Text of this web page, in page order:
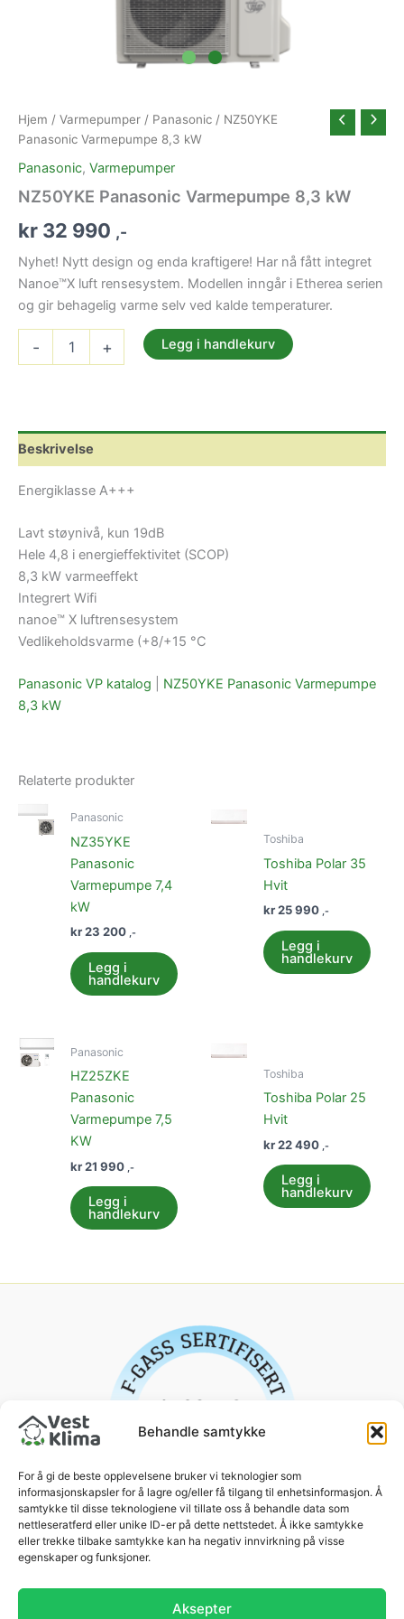
Behandle samtykke
For å gi de beste opplevelsene bruker vi teknologier som
informasjonskapsler for å lagre og/eller få tilgang til enhetsinformasjon. Å
samtykke til disse teknologiene vil tillate oss å behandle data som
nettleseratferd eller unike ID-er på dette nettstedet. Å ikke samtykke
eller trekke tilbake samtykke kan ha negativ innvirkning på visse
egenskaper og funksjoner.
Aksepter
Hjem / Varmepumper / Panasonic / NZ50YKE
Panasonic Varmepumpe 8,3 kW
Panasonic, Varmepumper
NZ50YKE Panasonic Varmepumpe 8,3 kW
kr 32 990 ,-
Nyhet! Nytt design og enda kraftigere! Har nå fått integret
Nanoe™X luft rensesystem. Modellen inngår i Etherea serien
og gir behagelig varme selv ved kalde temperaturer.
-
Panasonic
antall
+ Legg i handlekurv
Beskrivelse
Energiklasse A+++
Lavt støynivå, kun 19dB
Hele 4,8 i energieffektivitet (SCOP)
8,3 kW varmeeffekt
Integrert Wifi
nanoe™ X luftrensesystem
Vedlikeholdsvarme (+8/+15 °C
Panasonic VP katalog
NZ50YKE Panasonic Varmepumpe
8,3 kW
Relaterte produkter
Panasonic
NZ35YKE
Panasonic
Varmepumpe 7,4
kW
kr23 200 ,-
Legg i
handlekurv
Toshiba
Toshiba Polar 35
Hvit
kr25 990 ,-
Legg i
handlekurv
Panasonic
HZ25ZKE
Panasonic
Varmepumpe 7,5
KW
kr21 990 ,-
Legg i
handlekurv
Toshiba
Toshiba Polar 25
Hvit
kr22 490 ,-
Legg i
handlekurv